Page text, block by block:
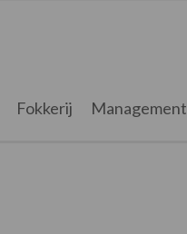
Fokkerij Management